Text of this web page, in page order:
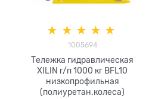
1005694
Тележка гидравлическая
XILIN г/п 1000 кг BFL10
низкопрофильная
(полиуретан.колеса)